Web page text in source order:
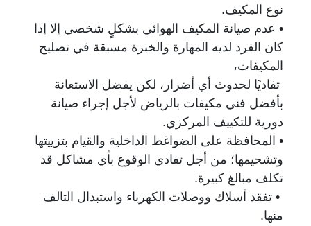
نوع المكيف.
• عدم صيانة المكيف الهوائي بشكلٍ شخصي إلا إذا
كان الفرد لديه المهارة والخبرة مسبقة في تصليح
المكيفات،
تفاديًا لحدوث أي أضرار، لكن يفضل الاستعانة
بأفضل فني مكيفات بالرياض لأجل إجراء صيانة
دورية للتكييف المركزي.
• المحافظة على الضواغط الداخلية والقيام بتزييتها
وتشحيمها؛ من أجل تفادي الوقوع بأي مشاكل قد
تكلف مبالغ كبيرة.
• تفقد أسلاك ووصلات الكهرباء واستبدال التالف
منها.